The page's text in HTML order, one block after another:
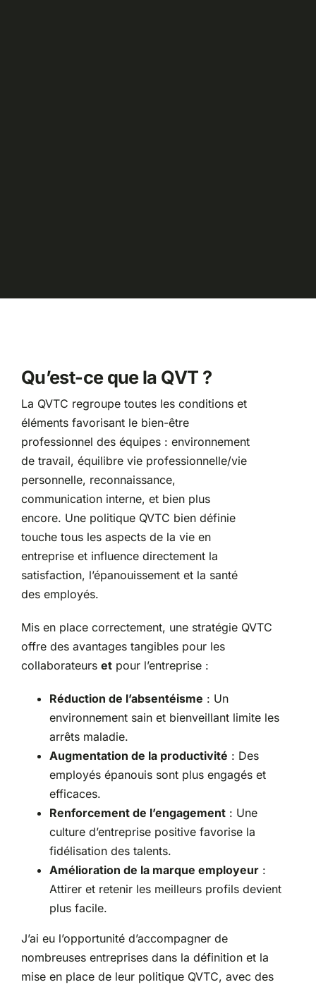
Qu’est-ce que la QVT ?
La QVTC regroupe toutes les conditions et
éléments favorisant le bien-être
professionnel des équipes : environnement
de travail, équilibre vie professionnelle/vie
personnelle, reconnaissance,
communication interne, et bien plus
encore. Une politique QVTC bien définie
touche tous les aspects de la vie en
entreprise et influence directement la
satisfaction, l’épanouissement et la santé
des employés.
Mis en place correctement, une stratégie QVTC
offre des avantages tangibles pour les
collaborateurs etpour l’entreprise :
Réduction de l’absentéisme : Un
environnement sain et bienveillant limite les
arrêts maladie.
Augmentation de la productivité : Des
employés épanouis sont plus engagés et
efficaces.
Renforcement de l’engagement: Une
culture d’entreprise positive favorise la
fidélisation des talents.
Amélioration de la marque employeur:
Attirer et retenir les meilleurs profils devient
plus facile.
J’ai eu l’opportunité d’accompagner de
nombreuses entreprises dans la définition et la
mise en place de leur politique QVTC, avec des